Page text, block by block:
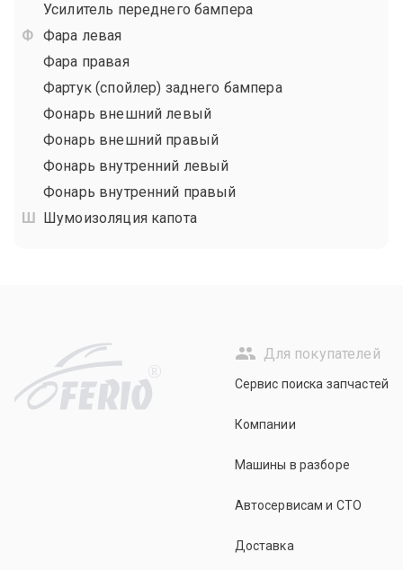
Усилитель переднего бампера
Фара левая
Фара правая
Фартук (спойлер) заднего бампера
Фонарь внешний левый
Фонарь внешний правый
Фонарь внутренний левый
Фонарь внутренний правый
Шумоизоляция капота
R
Для покупателей
Сервис поиска запчастей
Компании
Машины в разборе
Автосервисам и СТО
Доставка